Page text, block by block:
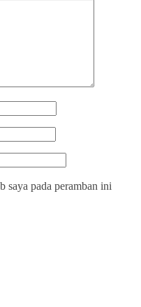
saya pada peramban ini